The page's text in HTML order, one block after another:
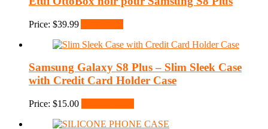
Price: $39.99
Samsung Galaxy S8 Plus – Slim Sleek Case
with Credit Card Holder Case
Price: $15.00